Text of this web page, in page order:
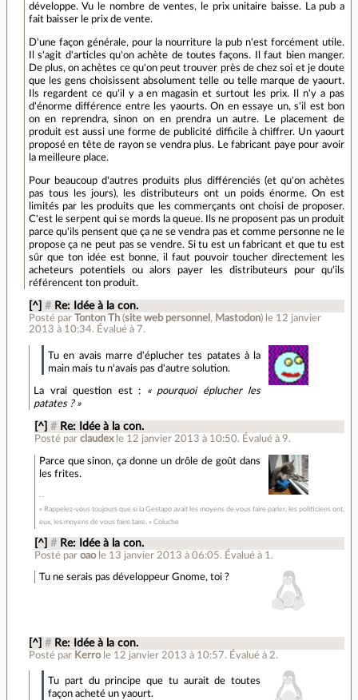
développe. Vu le nombre de ventes, le prix unitaire baisse. La pub a
fait baisser le prix de vente.
D'une façon générale, pour la nourriture la pub n'est forcément utile.
Il s'agit d'articles qu'on achète de toutes façons. Il faut bien manger.
De plus, on achètes ce qu'on peut trouver près de chez soi et je doute
que les gens choisissent absolument telle ou telle marque de yaourt.
Ils regardent ce qu'il y a en magasin et surtout les prix. Il n'y a pas
d'énorme différence entre les yaourts. On en essaye un, s'il est bon
on en reprendra, sinon on en prendra un autre. Le placement de
produit est aussi une forme de publicité difficile à chiffrer. Un yaourt
proposé en tête de rayon se vendra plus. Le fabricant paye pour avoir
la meilleure place.
Pour beaucoup d'autres produits plus différenciés (et qu'on achètes
pas tous les jours), les distributeurs ont un poids énorme. On est
limités par les produits que les commerçants ont choisi de proposer.
C'est le serpent qui se mords la queue. Ils ne proposent pas un produit
parce qu'ils pensent que ça ne se vendra pas et comme personne ne le
propose ça ne peut pas se vendre. Si tu est un fabricant et que tu est
sûr que ton idée est bonne, il faut pouvoir toucher directement les
acheteurs potentiels ou alors payer les distributeurs pour qu'ils
référencent ton produit.
[^] # Re: Idée à la con.
Posté parTonton Th (site web personnel , Mastodon) le 12 janvier
2013 à 10:34. Évalué à7.
Tu en avais marre d'éplucher tes patates à la
main mais tu n'avais pas d'autre solution.
La vrai question est :
« pourquoi éplucher les
patates ? »
[^] # Re: Idée à la con.
Posté par claudex le 12 janvier 2013 à 10:50. Évalué à 9.
Parce que sinon, ça donne un drôle de goût dans
les frites.
« Rappelez-vous toujours que si la Gestapo avait les moyens de vous faire parler, les politiciens ont,
eux, les moyens de vous faire taire. » Coluche
[^] # Re: Idée à la con.
Posté par oao le 13 janvier 2013 à 06:05. Évalué à 1 .
Tu ne serais pas développeur Gnome, toi ?
[^] # Re: Idée à la con.
Posté par Kerro le 12 janvier 2013 à 10:57. Évalué à 2.
Tu part du principe que tu aurait de toutes
façon acheté un yaourt.